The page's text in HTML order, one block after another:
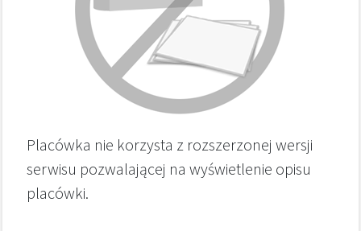
Placówka nie korzysta z rozszerzonej wersji
serwisu pozwalającej na wyświetlenie opisu
placówki.